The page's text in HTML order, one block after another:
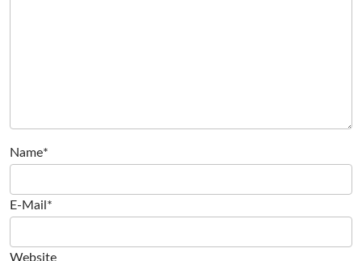
Name*
E-Mail*
Website